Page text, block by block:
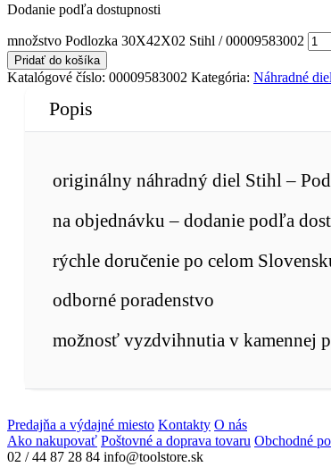
Dodanie podľa dostupnosti
množstvo Podlozka 30X42X02 Stihl / 00009583002
Pridať do košíka
Katalógové číslo: 00009583002 Kategória: Náhradné
Popis
originálny náhradný diel Stihl –
na objednávku – dodanie podľa
rýchle doručenie po celom
odborné poradenstvo
možnosť vyzdvihnutia v kamennej
Predajňa a výdajné miesto Kontakty O nás
Ako nakupovať Poštovné a doprava tovaru Obchodné
02 / 44 87 28 84 info@toolstore.sk